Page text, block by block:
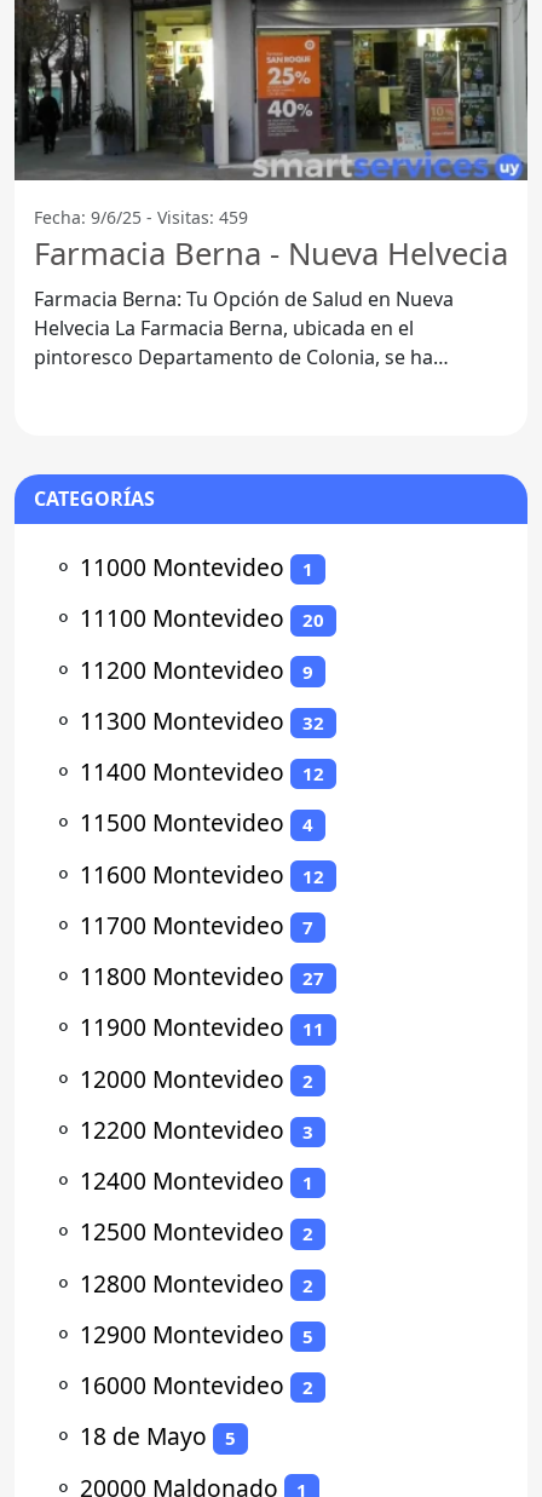
Fecha: 9/6/25 - Visitas: 459
Farmacia Berna - Nueva Helvecia
Farmacia Berna: Tu Opción de Salud en Nueva
Helvecia La Farmacia Berna, ubicada en el
pintoresco Departamento de Colonia, se ha
CATEGORÍAS
⚬ 11000 Montevideo 1
⚬ 11100 Montevideo 20
⚬ 11200 Montevideo 9
⚬ 11300 Montevideo 32
⚬ 11400 Montevideo 12
⚬ 11500 Montevideo 4
⚬ 11600 Montevideo 12
⚬ 11700 Montevideo 7
⚬ 11800 Montevideo 27
⚬ 11900 Montevideo 11
⚬ 12000 Montevideo 2
⚬ 12200 Montevideo 3
⚬ 12400 Montevideo 1
⚬ 12500 Montevideo 2
⚬ 12800 Montevideo 2
⚬ 12900 Montevideo 5
⚬ 16000 Montevideo 2
⚬ 18 de Mayo 5
⚬ 20000 Maldonado 1